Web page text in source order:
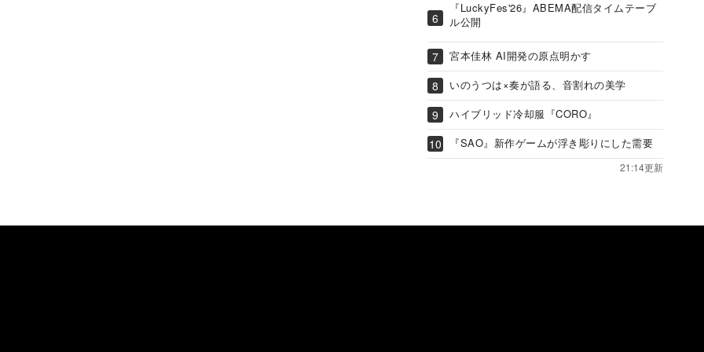
『LuckyFes'26』ABEMA配信タイムテーブ
ル公開
宮本佳林 AI開発の原点明かす
いのうつは×奏が語る、音割れの美学
ハイブリッド冷却服『CORO』
『SAO』新作ゲームが浮き彫りにした需要
21:14更新